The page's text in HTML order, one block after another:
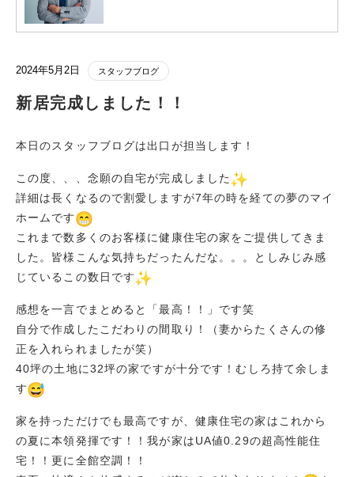
2024年5月2日 スタッフブログ
新居完成しました！！
本日のスタッフブログは出口が担当します！
この度、、、念願の自宅が完成しました
詳細は長くなるので割愛しますが7年の時を経ての夢のマイ
ホームです
これまで数多くのお客様に健康住宅の家をご提供してきま
した。皆様こんな気持ちだったんだな。。。としみじみ感
じているこの数日です
感想を一言でまとめると「最高！！」です笑
自分で作成したこだわりの間取り！（妻からたくさんの修
正を入れられましたが笑）
40坪の土地に32坪の家ですが十分です！むしろ持て余しま
す
家を持っただけでも最高ですが、健康住宅の家はこれから
の夏に本領発揮です！！我が家はUA値0.29の超高性能住
宅！！更に全館空調！！